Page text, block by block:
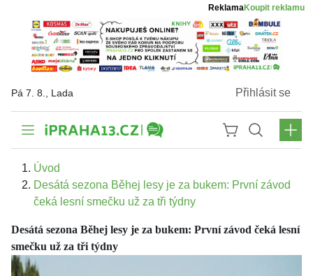
ReklamaKoupit reklamu
Pá 7. 8., Lada Přihlásit se
Úvod
Desátá sezona Běhej lesy je za bukem: První závod
čeká lesní smečku už za tři týdny
Desátá sezona Běhej lesy je za bukem: První závod čeká lesní
smečku už za tři týdny